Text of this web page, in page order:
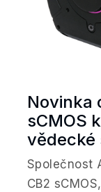
Novinka
sCMOS
vědecké
Společnost
CB2